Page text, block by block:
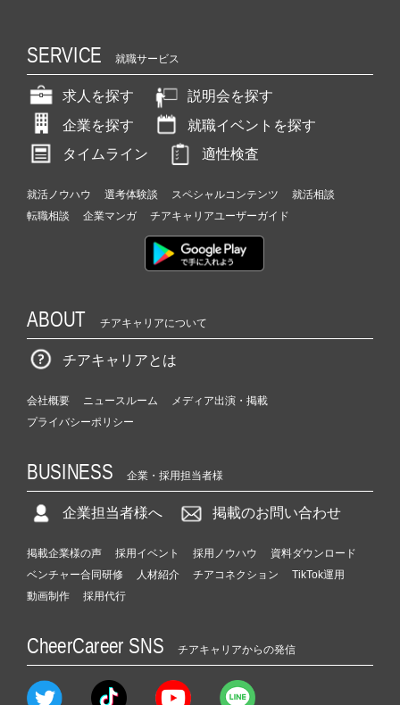
SERVICE 就職サービス
求人を探す
説明会を探す
企業を探す
就職イベントを探す
タイムライン
適性検査
就活ノウハウ 選考体験談 スペシャルコンテンツ
就活相談
転職相談
企業マンガ チアキャリアユーザーガイド
ABOUT チアキャリアについて
チアキャリアとは
会社概要 ニュースルーム
メディア出演・掲載
プライバシーポリシー
BUSINESS 企業・採用担当者様
企業担当者様へ 掲載のお問い合わせ
掲載企業様の声 採用イベント 採用ノウハウ
資料ダウンロード
ベンチャー合同研修
人材紹介 チアコネクション
TikTok運用
動画制作
採用代行
CheerCareer SNS チアキャリアからの発信